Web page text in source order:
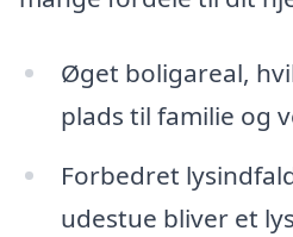
Øget boligareal,
plads til familie og
Forbedret
udestue bliver et